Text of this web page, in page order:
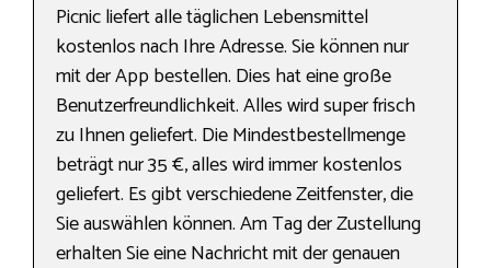
Picnic liefert alle täglichen Lebensmittel
kostenlos nach Ihre Adresse. Sie können nur
mit der App bestellen. Dies hat eine große
Benutzerfreundlichkeit. Alles wird super frisch
zu Ihnen geliefert. Die Mindestbestellmenge
beträgt nur 35 €, alles wird immer kostenlos
geliefert. Es gibt verschiedene Zeitfenster, die
Sie auswählen können. Am Tag der Zustellung
erhalten Sie eine Nachricht mit der genauen